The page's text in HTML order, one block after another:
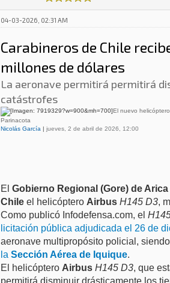
04-03-2026, 02:31 AM
Carabineros de Chile
millones de dólares
La aeronave permitirá permitirá
catástrofes
El nuevo
Parinacota
Nicolás García | jueves, 2 de abril de 2026, 12:00
El Gobierno Regional (Gore) de
Chile el helicóptero Airbus H145 D3,
Como publicó Infodefensa.com, el
licitación pública adjudicada el 26 de
aeronave multipropósito policial,
la Sección Aérea de Iquique.
El helicóptero Airbus H145 D3, que
permitirá disminuir drásticamente los